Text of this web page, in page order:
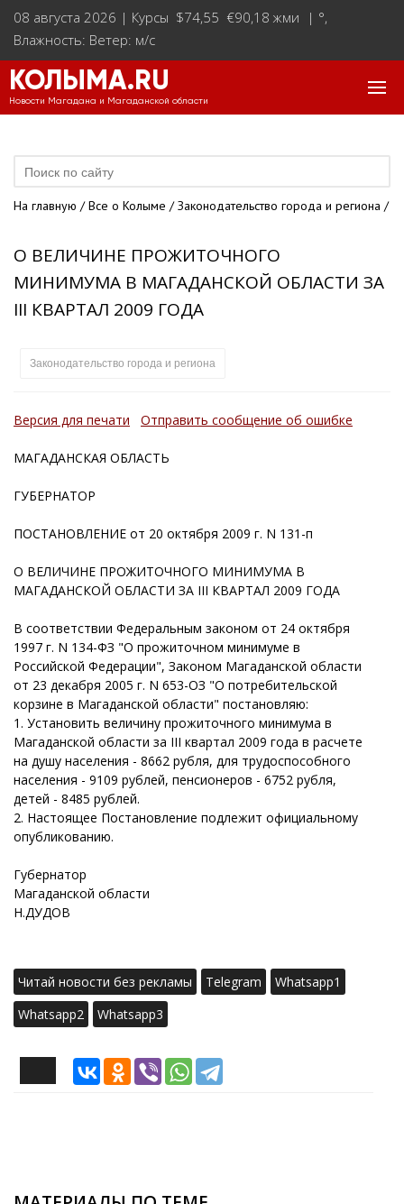
08 августа 2026 | Курсы $74,55 €90,18 жми | °,
Влажность: Ветер: м/с
КОЛЫМА.RU
Новости Магадана и Магаданской области
На главную /Все о Колыме /Законодательство города и региона /
О ВЕЛИЧИНЕ ПРОЖИТОЧНОГО
МИНИМУМА В МАГАДАНСКОЙ ОБЛАСТИ ЗА
III КВАРТАЛ 2009 ГОДА
Законодательство города и региона
Версия для печати Отправить сообщение об ошибке
МАГАДАНСКАЯ ОБЛАСТЬ
ГУБЕРНАТОР
ПОСТАНОВЛЕНИЕ от 20 октября 2009 г. N 131-п
О ВЕЛИЧИНЕ ПРОЖИТОЧНОГО МИНИМУМА В
МАГАДАНСКОЙ ОБЛАСТИ ЗА III КВАРТАЛ 2009 ГОДА
В соответствии Федеральным законом от 24 октября
1997 г. N 134-ФЗ "О прожиточном минимуме в
Российской Федерации", Законом Магаданской области
от 23 декабря 2005 г. N 653-ОЗ "О потребительской
корзине в Магаданской области" постановляю:
1. Установить величину прожиточного минимума в
Магаданской области за III квартал 2009 года в расчете
на душу населения - 8662 рубля, для трудоспособного
населения - 9109 рублей, пенсионеров - 6752 рубля,
детей - 8485 рублей.
2. Настоящее Постановление подлежит официальному
опубликованию.
Губернатор
Магаданской области
Н.ДУДОВ
Читай новости без рекламы Telegram
Whatsapp1
Whatsapp2
Whatsapp3